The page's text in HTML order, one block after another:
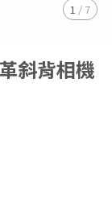
1 / 7
斜背相機